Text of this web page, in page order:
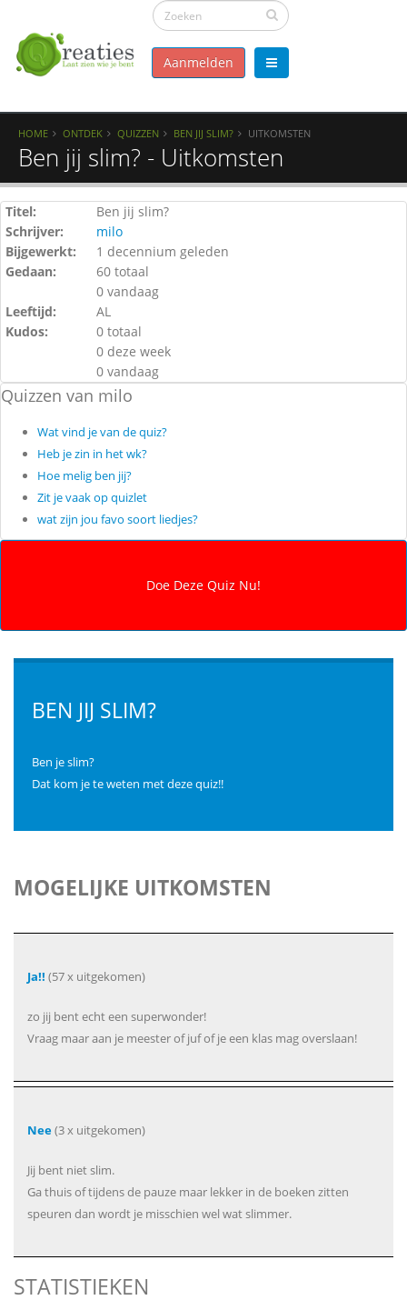
Aanmelden
HOME ONTDEK QUIZZEN BEN JIJ SLIM? UITKOMSTEN
Ben jij slim? - Uitkomsten
Titel:
Ben jij slim?
Schrijver:
milo
Bijgewerkt:
1 decennium geleden
Gedaan:
60 totaal
0 vandaag
Leeftijd:
AL
Kudos:
0 totaal
0 deze week
0 vandaag
Quizzen van milo
Wat vind je van de quiz?
Heb je zin in het wk?
Hoe melig ben jij?
Zit je vaak op quizlet
wat zijn jou favo soort liedjes?
BEN JIJ SLIM?
Ben je slim?
Dat kom je te weten met deze quiz!!
MOGELIJKE UITKOMSTEN
Ja!! (57 x uitgekomen)
zo jij bent echt een superwonder!
Vraag maar aan je meester of juf of je een klas mag overslaan!
Nee(3 x uitgekomen)
Jij bent niet slim.
Ga thuis of tijdens de pauze maar lekker in de boeken zitten
speuren dan wordt je misschien wel wat slimmer.
STATISTIEKEN